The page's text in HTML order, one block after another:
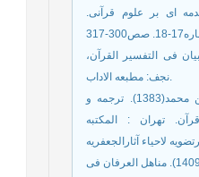
مقدمه ای بر علوم قرآنی.
فی التفسیر القرآن،
نجف: مطبعه الاداب.
راغب اصفهانی، حسین بن محمد(1383). ترجمه و
تهران : المکتبه
زرقانی، محمد عبدالعظیم(1409). مناهل العرفان فی